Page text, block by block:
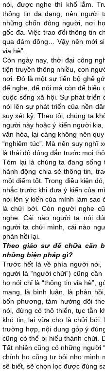
nói, được nghe thì khổ lắm.
thông tin đa dạng, nên người
những chốn đông người, nơi
gốc đa. Việc trao đổi thông tin
qua đám đông… Vậy nên mới
vỉa hè”.
Còn ngày nay, thời đại công
tiện truyền thông nhiều, con
nơi. Đó là một sự tiến bộ ghê
để nghe, để nói mà còn để biểu
cuộc sống xã hội. Sự phát triển
nói lên sự phát triển của nền
suy xét kỹ. Theo tôi, chúng ta
người này hoặc ý kiến người
văn hóa, lại càng không nên
“nghiêm túc”. Mà nên suy
là thái độ đúng đắn trước mọi
Tóm lại là chúng ta đang sống
hành động chia sẻ thông tin,
một điểm tốt. Trong điều kiện
nhắc trước khi đưa ý kiến của
nói lên ý kiến của mình làm sao
là chửi bới. Còn người nghe
nghe. Cái nào người ta nói
người ta chửi mình, cái nào
phản hồi lại.
Theo giáo sư để chữa căn
những biện pháp gì?
Trước hết là về phía người nói,
người là “người chửi”) cũng
họ nói chỉ là “thông tin vỉa hè”,
mạng, là bình luận, là phản
bốn phương, tám hướng dõi
nói, đừng có thô thiển, tục tằn
khó tin, lại vừa cho là chửi bới.
trường hợp, nội dung góp ý
cũng có thể bị hiểu thành chửi.
Tất nhiên cũng có những người
chính họ cũng tự bôi nhọ mình
sẽ biết, sẽ chọn lọc được đúng